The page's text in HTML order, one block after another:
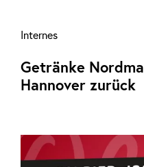
Internes
Getränke
Hannover zurück